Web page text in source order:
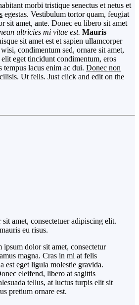
morbi tristique senectus et netus et
egestas. Vestibulum tortor quam, feugiat
sit amet, ante. Donec eu libero sit amet
ultricies mi vitae est. Mauris
sit amet est et sapien ullamcorper
condimentum sed, ornare sit amet,
eget tincidunt condimentum, eros
lacus enim ac dui. Donec non
Ut felis. Just click and edit on the
amet, consectetuer adipiscing elit.
eu risus.
dolor sit amet, consectetur
magna. Cras in mi at felis
est eget ligula molestie gravida.
eleifend, libero at sagittis
tellus, at luctus turpis elit sit
pretium ornare est.